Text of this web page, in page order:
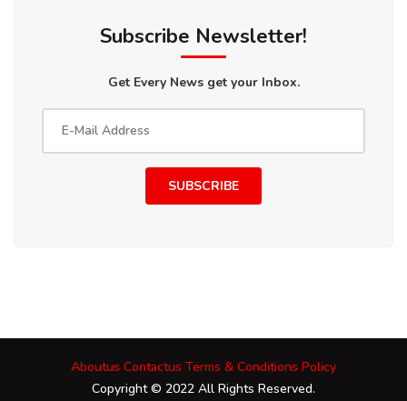
Subscribe Newsletter!
Get Every News get your Inbox.
SUBSCRIBE
Aboutus Contactus Terms & Conditions Policy
Copyright © 2022 All Rights Reserved.